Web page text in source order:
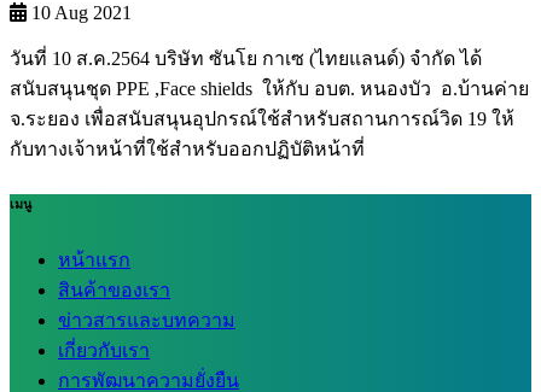
10 Aug 2021
วันที่ 10 ส.ค.2564 บริษัท ซันโย กาเซ (ไทยแลนด์) จำกัด ได้
สนับสนุนชุด PPE ,Face shields ให้กับ อบต. หนองบัว อ.บ้านค่าย
จ.ระยอง เพื่อสนับสนุนอุปกรณ์ใช้สำหรับสถานการณ์วิด 19 ให้
กับทางเจ้าหน้าที่ใช้สำหรับออกปฏิบัติหน้าที่
เมนู
หน้าแรก
สินค้าของเรา
ข่าวสารและบทความ
เกี่ยวกับเรา
การพัฒนาความยั่งยืน